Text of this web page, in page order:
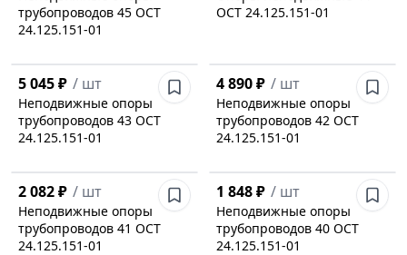
трубопроводов 45 ОСТ
24.125.151-01
ОСТ 24.125.151-01
5 045 ₽ / шт
Неподвижные опоры
трубопроводов 43 ОСТ
24.125.151-01
4 890 ₽ / шт
Неподвижные опоры
трубопроводов 42 ОСТ
24.125.151-01
2 082 ₽ / шт
Неподвижные опоры
трубопроводов 41 ОСТ
24.125.151-01
1 848 ₽ / шт
Неподвижные опоры
трубопроводов 40 ОСТ
24.125.151-01